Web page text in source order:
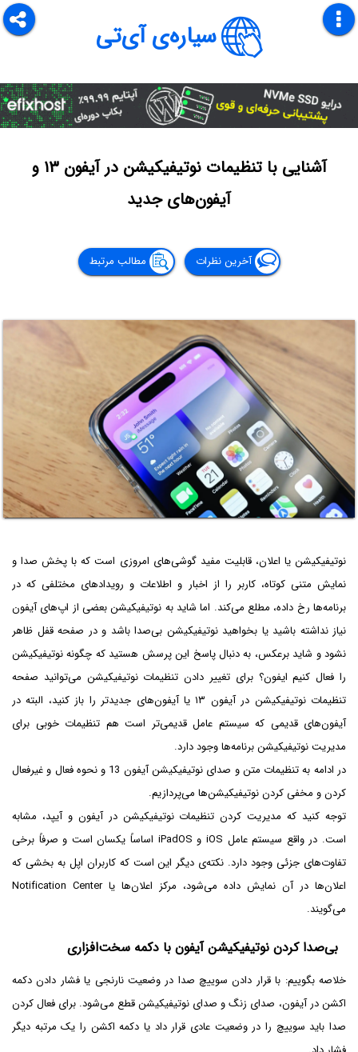
سیاره‌ی آی‌تی
آشنایی با تنظیمات نوتیفیکیشن در آیفون ۱۳ و
آیفون‌های جدید
آخرین نظرات مطالب مرتبط
نوتیفیکیشن یا اعلان، قابلیت مفید گوشی‌های امروزی است که با پخش صدا و
نمایش متنی کوتاه، کاربر را از اخبار و اطلاعات و رویدادهای مختلفی که در
برنامه‌ها رخ داده، مطلع می‌کند. اما شاید به نوتیفیکیشن بعضی از اپ‌های آیفون
نیاز نداشته باشید یا بخواهید نوتیفیکیشن بی‌صدا باشد و در صفحه قفل ظاهر
نشود و شاید برعکس، به دنبال پاسخ این پرسش هستید که چگونه نوتیفیکیشن
را فعال کنیم ایفون؟ برای تغییر دادن تنظیمات نوتیفیکیشن می‌توانید صفحه
تنظیمات نوتیفیکیشن در آیفون ۱۳ یا آیفون‌های جدیدتر را باز کنید، البته در
آیفون‌های قدیمی که سیستم عامل قدیمی‌تر است هم تنظیمات خوبی برای
مدیریت نوتیفیکیشن برنامه‌ها وجود دارد.
در ادامه به تنظیمات متن و صدای نوتیفیکیشن آیفون 13 و نحوه فعال و غیرفعال
کردن و مخفی کردن نوتیفیکیشن‌ها می‌پردازیم.
توجه کنید که مدیریت کردن تنظیمات نوتیفیکیشن در آیفون و آیپد، مشابه
است. در واقع سیستم عامل iOS و iPadOS اساساً یکسان است و صرفاً برخی
تفاوت‌های جزئی وجود دارد. نکته‌ی دیگر این است که کاربران اپل به بخشی که
اعلان‌ها در آن نمایش داده می‌شود، مرکز اعلان‌ها یا Notification Center
می‌گویند.
بی‌صدا کردن نوتیفیکیشن آیفون با دکمه سخت‌افزاری
خلاصه بگوییم: با قرار دادن سوییچ صدا در وضعیت نارنجی یا فشار دادن دکمه
اکشن در آیفون، صدای زنگ و صدای نوتیفیکیشن قطع می‌شود. برای فعال کردن
صدا باید سوییچ را در وضعیت عادی قرار داد یا دکمه اکشن را یک مرتبه دیگر